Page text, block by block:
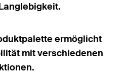
ermöglicht
mit verschiedenen